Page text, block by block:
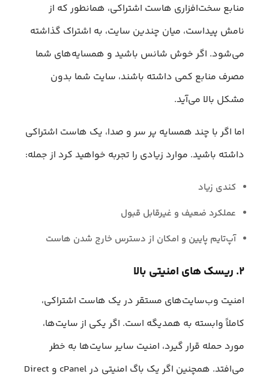
منابع سخت‌افزاری هاست اشتراکی، همانطور که از
نامش پیداست، میان چندین سایت، به اشتراک گذاشته
می‌شود. اگر خوش شانس باشید و همسایه‌های شما
مصرف منابع کمی داشته باشند، سایت شما بدون
مشکل بالا می‌آید.
اما اگر با چند همسایه پر سر و صدا، یک هاست اشتراکی
داشته باشید. موارد زیادی را تجربه خواهید کرد از جمله:
کندی زیاد
عملکرد ضعیف و غیرقابل قبول
آپ‌تایم پایین و امکان از دسترس خارج شدن هاست
۲. ریسک های امنیتی بالا
امنیت وب‌سایت‌های مستقر در یک هاست اشتراکی،
کاملاً وابسته به همدیگه است. اگر یکی از سایت‌ها،
مورد حمله قرار گیرد، امنیت سایر سایت‌ها به خطر
می‌افتد. همچنین اگر یک باگ امنیتی در cPanel و Direct